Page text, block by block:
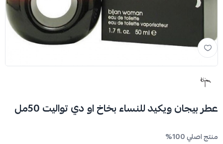
عطر بيجان ويكيد للنساء بخاخ او دي تواليت 50مل
منتج اصلي 100%